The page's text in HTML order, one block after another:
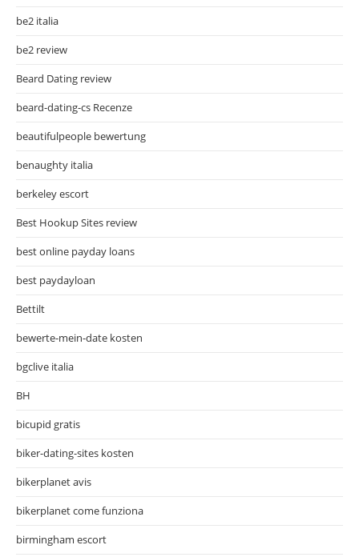
be2 italia
be2 review
Beard Dating review
beard-dating-cs Recenze
beautifulpeople bewertung
benaughty italia
berkeley escort
Best Hookup Sites review
best online payday loans
best paydayloan
Bettilt
bewerte-mein-date kosten
bgclive italia
BH
bicupid gratis
biker-dating-sites kosten
bikerplanet avis
bikerplanet come funziona
birmingham escort